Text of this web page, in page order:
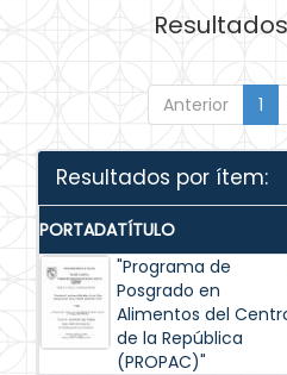
Resultados
Anterior 1
Resultados por ítem:
PORTADATÍTULO
"Programa de
Posgrado en
Alimentos del
de la República
(PROPAC)"